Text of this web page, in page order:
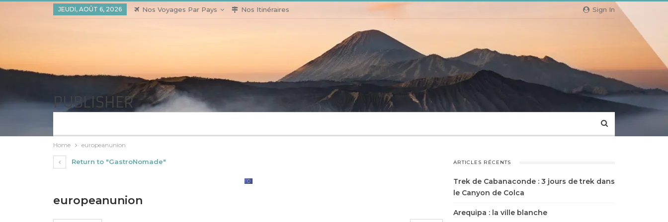
Sign In
JEUDI, AOÛT 6, 2026 Nos Voyages Par Pays Nos Itinéraires
PUBLISHER
Home europeanunion
Return to "GastroNomade"
europeanunion
ARTICLES RÉCENTS
Trek de Cabanaconde : 3 jours de trek dans
le Canyon de Colca
Arequipa : la ville blanche